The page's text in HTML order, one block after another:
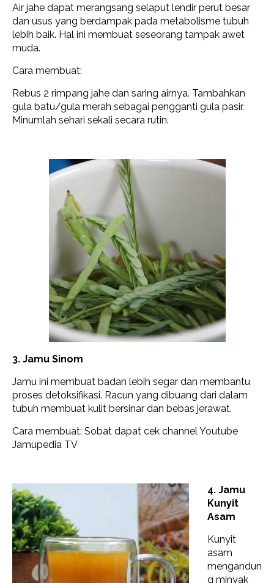
Air jahe dapat merangsang selaput lendir perut besar
dan usus yang berdampak pada metabolisme tubuh
lebih baik. Hal ini membuat seseorang tampak awet
muda.
Cara membuat:
Rebus 2 rimpang jahe dan saring airnya. Tambahkan
gula batu/gula merah sebagai pengganti gula pasir.
Minumlah sehari sekali secara rutin.
3. Jamu Sinom
Jamu ini membuat badan lebih segar dan membantu
proses detoksifikasi. Racun yang dibuang dari dalam
tubuh membuat kulit bersinar dan bebas jerawat.
Cara membuat: Sobat dapat cek channel Youtube
Jamupedia TV
4. Jamu
Kunyit
Asam
Kunyit
asam
mengandun
g minyak